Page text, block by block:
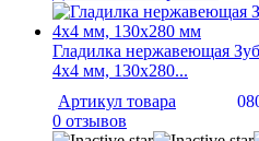
Гладилка нержавеющая
4х4 мм, 130х280...
Артикул товара
0 отзывов